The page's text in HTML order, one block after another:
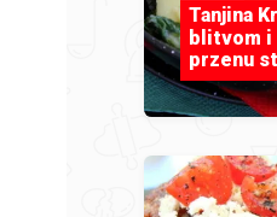
Tanjina
blitvom i
przenu